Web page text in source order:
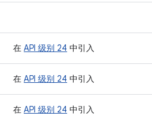
在 API 级别 24 中引入
在 API 级别 24 中引入
在 API 级别 24 中引入